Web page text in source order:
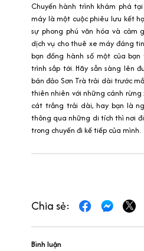
Chuyến hành trình khám phá
máy là một cuộc phiêu lưu kết
sự phong phú văn hóa và cảm
dịch vụ cho thuê xe máy đáng
bạn đồng hành số một của
trình sắp tới. Hãy sẵn sàng lên
bán đảo Sơn Trà trải dài trước
thiên nhiên với những cánh
cát trắng trải dài, hay bạn là
thông qua những di tích thì nơi
trong chuyến đi kế tiếp của mình.
Chia sẻ:
Bình luận